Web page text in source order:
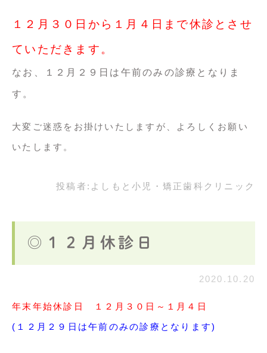
１２月３０日から１月４日まで休診とさせ
ていただきます。
なお、１２月２９日は午前のみの診療となりま
す。
大変ご迷惑をお掛けいたしますが、よろしくお願い
いたします。
投稿者: よしもと小児・矯正歯科クリニック
◎１２月休診日
2020.10.20
年末年始休診日 １２月３０日～１月４日
(１２月２９日は午前のみの診療となります)